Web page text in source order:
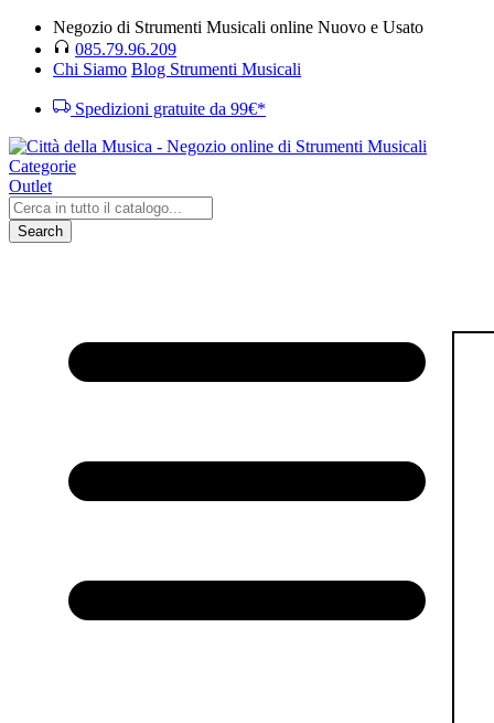
Negozio di Strumenti Musicali online Nuovo e Usato
085.79.96.209
Chi Siamo Blog Strumenti Musicali
Spedizioni gratuite da 99€*
Categorie
Outlet
Search